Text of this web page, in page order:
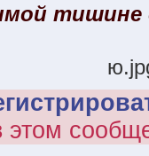
тишине
этом